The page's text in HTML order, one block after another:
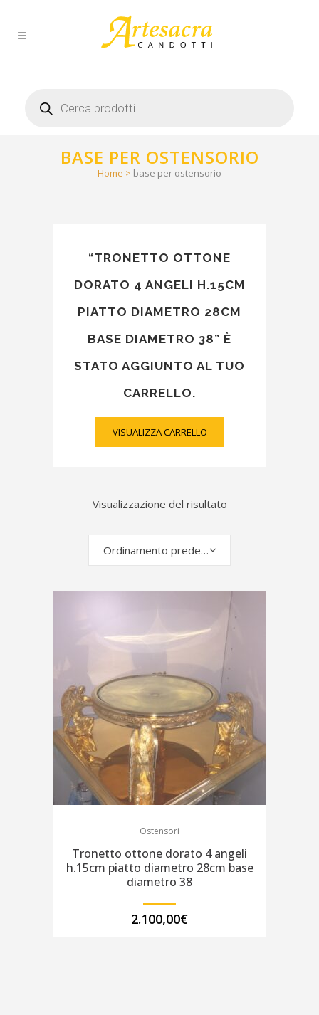
search
BASE PER OSTENSORIO
Home > base per ostensorio
“TRONETTO OTTONE
DORATO 4 ANGELI H.15CM
PIATTO DIAMETRO 28CM
BASE DIAMETRO 38” È
STATO AGGIUNTO AL TUO
CARRELLO.
VISUALIZZA CARRELLO
Visualizzazione del risultato
Ordinamento predefinito
Ostensori
Tronetto ottone dorato 4 angeli
h.15cm piatto diametro 28cm base
diametro 38
2.100,00€